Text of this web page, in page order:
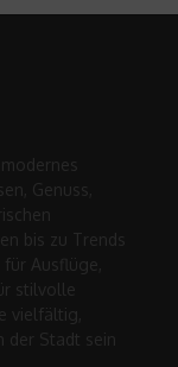
Genuss,
bis zu Trends
Ausflüge,
stilvolle
vielfältig,
der Stadt sein